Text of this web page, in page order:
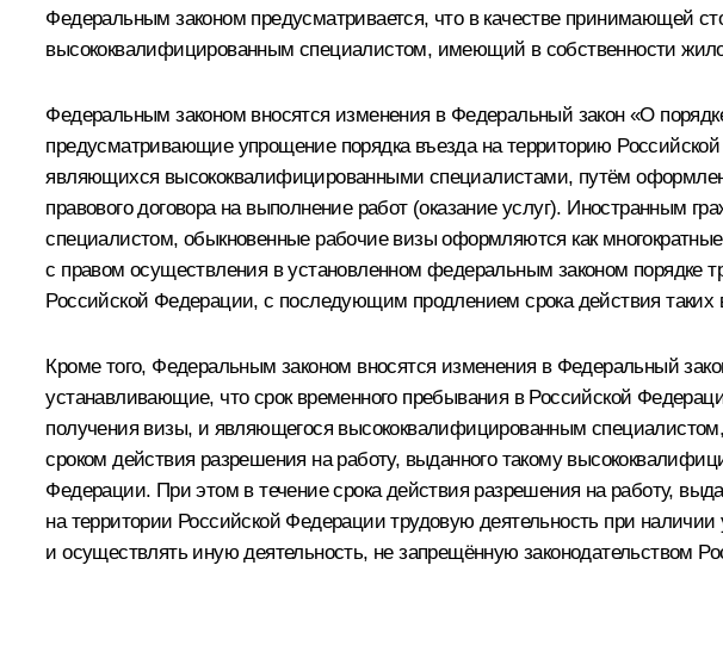
Федеральным законом предусматривается, что в качестве принимающей
высококвалифицированным специалистом, имеющий в собственности
Федеральным законом вносятся изменения в Федеральный закон «О
предусматривающие упрощение порядка въезда на территорию
являющихся высококвалифицированными специалистами, путём
правового договора на выполнение работ (оказание услуг). Иностранным
специалистом, обыкновенные рабочие визы оформляются как
с правом осуществления в установленном федеральным законом порядке
Российской Федерации, с последующим продлением срока действия таких
Кроме того, Федеральным законом вносятся изменения в Федеральный
устанавливающие, что срок временного пребывания в Российской
получения визы, и являющегося высококвалифицированным
сроком действия разрешения на работу, выданного такому
Федерации. При этом в течение срока действия разрешения на работу,
на территории Российской Федерации трудовую деятельность при
и осуществлять иную деятельность, не запрещённую законодательством